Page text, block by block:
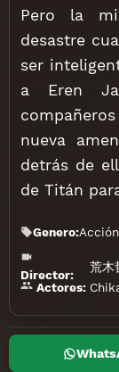
Pero la
desastre
ser
a Eren
nueva
detrás de
de Titán
Genero:Acción
Director:
荒木
Actores: